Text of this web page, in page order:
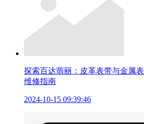
探索百达翡丽：皮革表带与金属
维修指南
2024-10-15 09:39:46